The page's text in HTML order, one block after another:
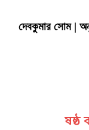
দেবকুমার সোম |
ষষ্ঠ